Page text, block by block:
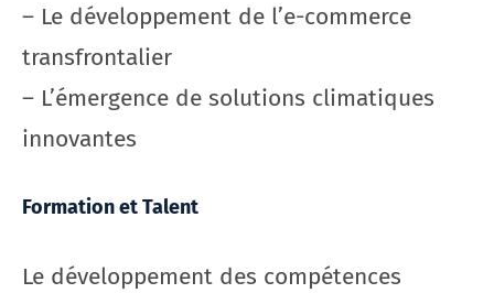
– Le développement de l’e-commerce
transfrontalier
– L’émergence de solutions climatiques
innovantes
Formation et Talent
Le développement des compétences